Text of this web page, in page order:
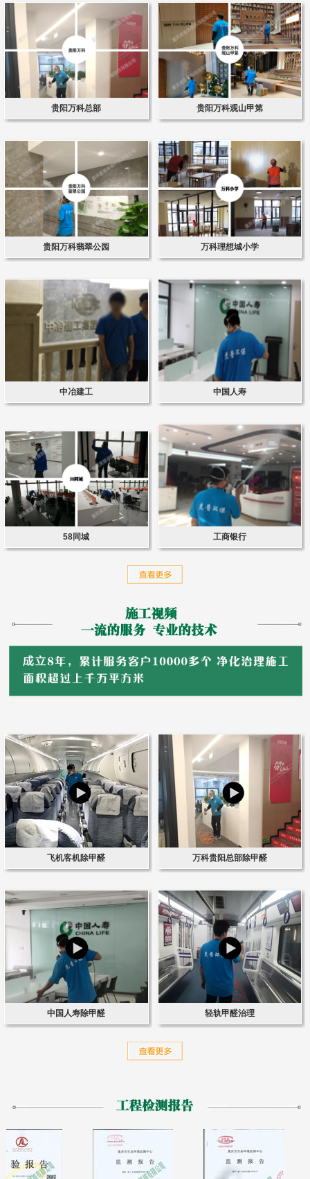
贵阳万科总部 贵阳万科观山甲第
贵阳万科翡翠公园 万科理想城小学
中冶建工 中国人寿
58同城 工商银行
飞机客机除甲醛 万科贵阳总部除甲醛
中国人寿除甲醛 轻轨甲醛治理